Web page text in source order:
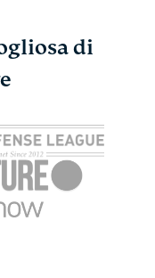
di